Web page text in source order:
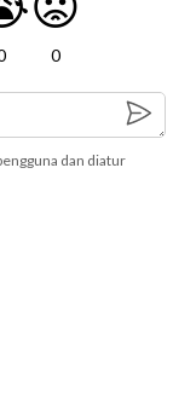
0
dan diatur